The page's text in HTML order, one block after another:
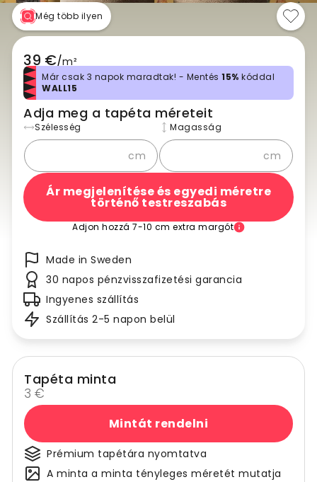
Még több ilyen
39 €/m²
Már csak 3 napok maradtak! - Mentés 15% kóddal
WALL15
Adja meg a tapéta méreteit
Szélesség
cm
Magasság
cm
Ár megjelenítése és egyedi méretre
történő testreszabás
Adjon hozzá 7-10 cm extra margót
Made in Sweden
30 napos pénzvisszafizetési garancia
Ingyenes szállítás
Szállítás 2-5 napon belül
Tapéta minta
3 €
Mintát rendelni
Prémium tapétára nyomtatva
A minta a minta tényleges méretét mutatja